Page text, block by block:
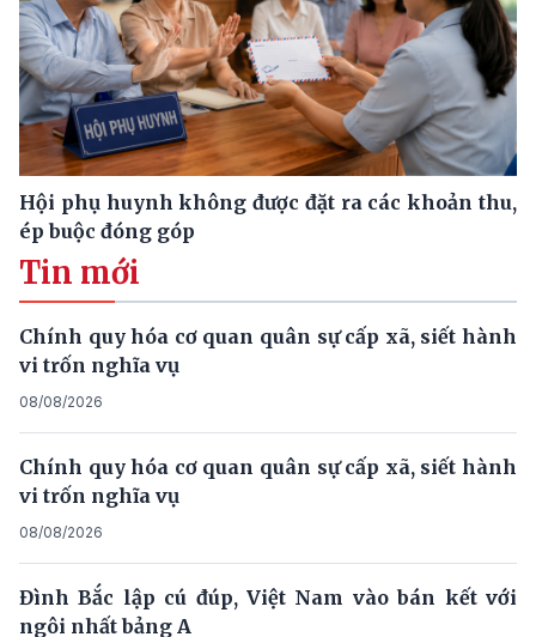
Hội phụ huynh không được đặt ra các khoản thu,
ép buộc đóng góp
Tin mới
Chính quy hóa cơ quan quân sự cấp xã, siết hành
vi trốn nghĩa vụ
08/08/2026
Chính quy hóa cơ quan quân sự cấp xã, siết hành
vi trốn nghĩa vụ
08/08/2026
Đình Bắc lập cú đúp, Việt Nam vào bán kết với
ngôi nhất bảng A